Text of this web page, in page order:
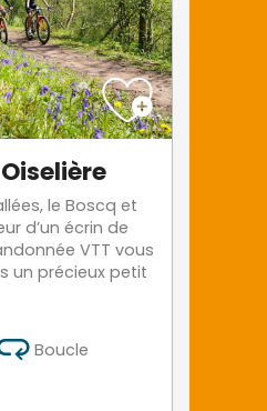
le Boscq et
d’un écrin de
VTT vous
un précieux petit
Boucle